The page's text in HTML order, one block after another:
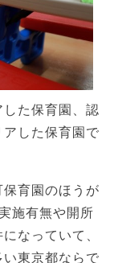
た保育園、認
した保育園で
育園のほうが
施有無や開所
なっていて、
東京都ならで